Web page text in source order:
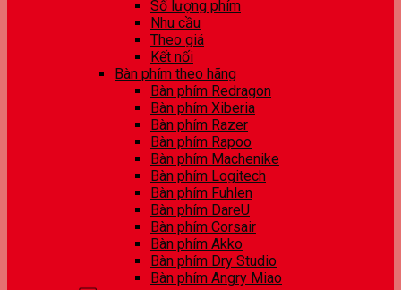
Số lượng phím
Nhu cầu
Theo giá
Kết nối
Bàn phím theo hãng
Bàn phím Redragon
Bàn phím Xiberia
Bàn phím Razer
Bàn phím Rapoo
Bàn phím Machenike
Bàn phím Logitech
Bàn phím Fuhlen
Bàn phím DareU
Bàn phím Corsair
Bàn phím Akko
Bàn phím Dry Studio
Bàn phím Angry Miao